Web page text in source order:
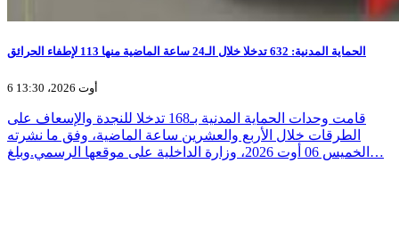
الحماية المدنية: 632 تدخلا خلال الـ24 ساعة الماضية منها 113 لإطفاء الحرائق
6 أوت 2026، 13:30
قامت وحدات الحماية المدنية بـ168 تدخلا للنجدة والإسعاف على
الطرقات خلال الأربع والعشرين ساعة الماضية، وفق ما نشرته
الخميس 06 أوت 2026، وزارة الداخلية على موقعها الرسمي.وبلغ…